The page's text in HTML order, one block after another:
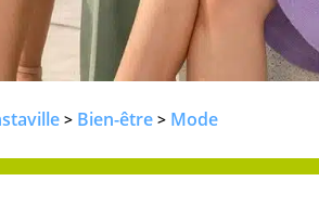
> Bien-être > Mode